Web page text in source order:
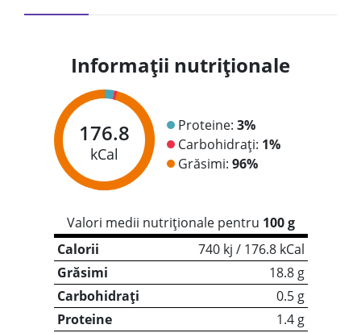
Informații nutriționale
176.8
kCal
Proteine: 3%
Carbohidrați: 1%
Grăsimi: 96%
Valori medii nutriționale pentru 100 g
Calorii
740 kj / 176.8 kCal
Grăsimi
18.8 g
Carbohidrați
0.5 g
Proteine
1.4 g